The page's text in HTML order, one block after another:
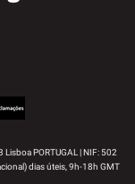
PORTUGAL | NIF: 502
dias úteis, 9h-18h GMT